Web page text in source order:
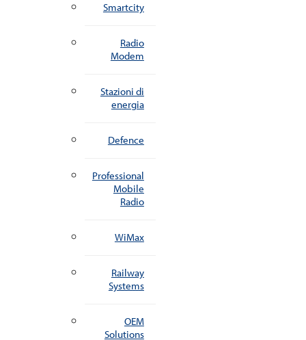
Smartcity
Radio
Modem
Stazioni di
energia
Defence
Professional
Mobile
Radio
WiMax
Railway
Systems
OEM
Solutions